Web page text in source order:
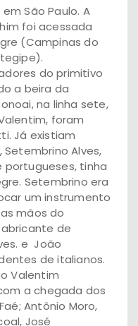
São Paulo. A
foi acessada
(Campinas do
do primitivo
a beira da
na linha sete,
foram
Já existiam
Alves,
tinha
Setembrino era
um instrumento
mãos do
de
e João
de italianos.
a chegada dos
Antônio Moro,
José